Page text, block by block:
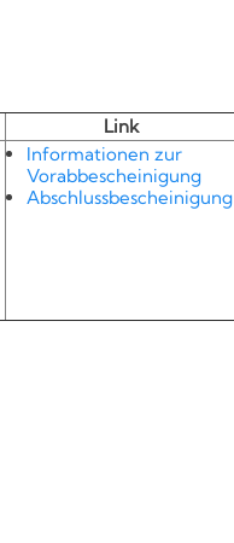
Link
Informationen zur
Vorabbescheinigung
Abschlussbescheinigung